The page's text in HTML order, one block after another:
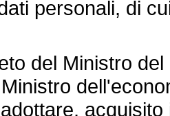
personali, di
del Ministro del